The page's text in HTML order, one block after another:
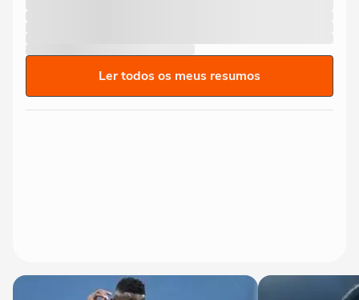
Ler todos os meus resumos